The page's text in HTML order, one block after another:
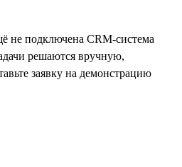
не подключена CRM-система
решаются вручную,
заявку на демонстрацию